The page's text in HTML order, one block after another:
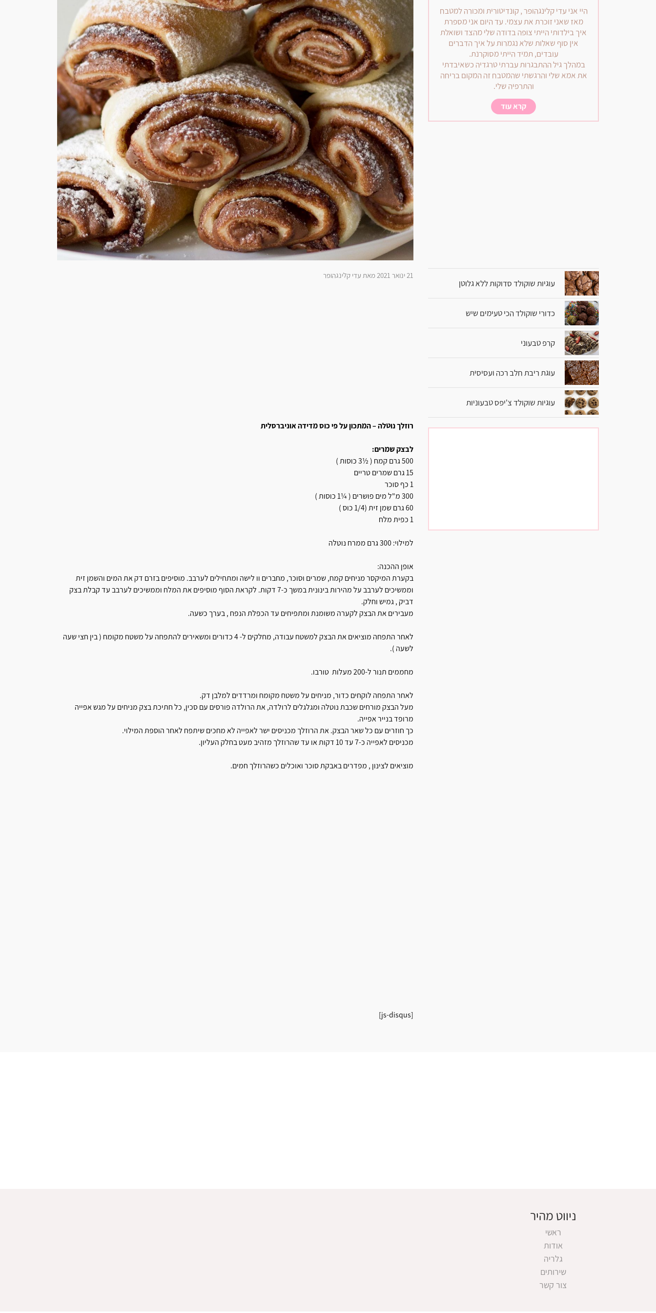
היי אני עדי קלינגהופר , קונדיטורית ומכורה למטבח
מאז שאני זוכרת את עצמי. עד היום אני מספרת
איך בילדותי הייתי צופה בדודה שלי מהצד ושואלת
אין סוף שאלות שלא נגמרות על איך הדברים
עובדים, תמיד הייתי מסוקרנת.
במהלך גיל ההתבגרות עברתי טרגדיה כשאיבדתי
את אמא שלי והרגשתי שהמטבח זה המקום בריחה
והתרפיה שלי.
קרא עוד
עוגיות שוקולד סדוקות ללא גלוטן
כדורי שוקולד הכי טעימים שיש
קרפ טבעוני
עוגת ריבת חלב רכה ועסיסית
עוגיות שוקולד צ'יפס טבעוניות
21 ינואר 2021 מאת עדי קלינגהופר
רוזלך נוטלה – המתכון על פי כוס מדידה אוניברסלית
לבצק שמרים:
500 גרם קמח ( ½3 כוסות )
15 גרם שמרים טריים
1 כף סוכר
300 מ"ל מים פושרים ( ¼1 כוסות )
60 גרם שמן זית (1/4 כוס )
1 כפית מלח
למילוי: 300 גרם ממרח נוטלה
אופן ההכנה:
בקערת המיקסר מניחים קמח, שמרים וסוכר, מחברים וו לישה ומתחילים לערבב. מוסיפים בזרם דק את המים והשמן זית
וממשיכים לערבב על מהירות בינונית במשך כ-7 דקות. לקראת הסוף מוסיפים את המלח וממשיכים לערבב עד קבלת בצק
דביק , גמיש וחלק.
מעבירים את הבצק לקערה משומנת ומתפיחים עד הכפלת הנפח , בערך כשעה.
לאחר התפחה מוציאים את הבצק למשטח עבודה, מחלקים ל- 4 כדורים ומשאירים להתפחה על משטח מקומח ( בין חצי שעה
לשעה ).
מחממים תנור ל-200 מעלות טורבו.
לאחר התפחה לוקחים כדור, מניחים על משטח מקומח ומרדדים למלבן דק.
מעל הבצק מורחים שכבת נוטלה ומגלגלים לרולדה, את הרולדה פורסים עם סכין, כל חתיכת בצק מניחים על מגש אפייה
מרופד בנייר אפייה.
כך חוזרים עם כל שאר הבצק. את הרוזלך מכניסים ישר לאפייה לא מחכים שיתפח לאחר הוספת המילוי.
מכניסים לאפייה כ-7 עד 10 דקות או עד שהרוזלך מזהיב מעט בחלק העליון.
מוציאים לצינון , מפדרים באבקת סוכר ואוכלים כשהרוזלך חמים.
[js-disqus]
ניווט מהיר
ראשי
אודות
גלריה
שירותים
צור קשר